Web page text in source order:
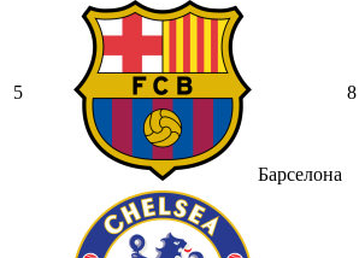
5
Барселона
8